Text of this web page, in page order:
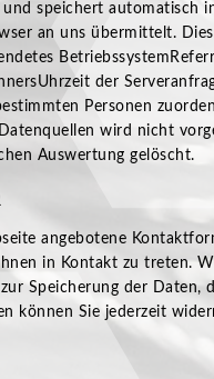
speichert automatisch
an uns übermittelt.
der
Personen
wird nicht
Auswertung gelöscht.
angebotene
in Kontakt zu treten.
Speicherung der Daten,
können Sie jederzeit